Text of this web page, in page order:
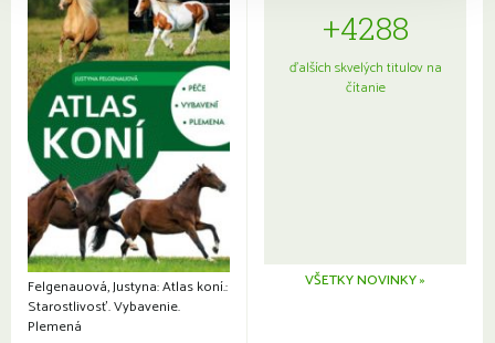
Felgenauová, Justyna: Atlas koní.:
Starostlivosť. Vybavenie.
Plemená
+4288
ďalších skvelých titulov na
čítanie
VŠETKY NOVINKY »